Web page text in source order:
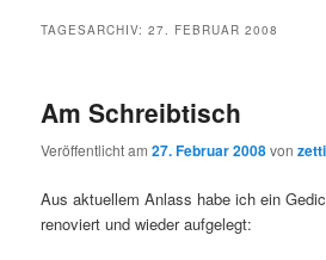
TAGESARCHIV:27. FEBRUAR 2008
Am Schreibtisch
Veröffentlicht am27. Februar 2008vonzetti
Aus aktuellem Anlass habe ich ein
renoviert und wieder aufgelegt: